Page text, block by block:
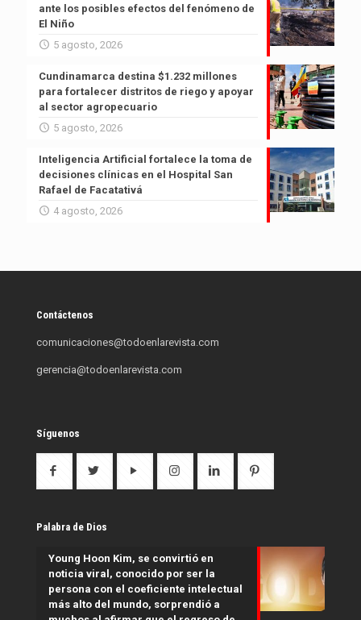
ante los posibles efectos del fenómeno de
El Niño
5 agosto, 2026
Cundinamarca destina $1.232 millones
para fortalecer distritos de riego y apoyar
al sector agropecuario
5 agosto, 2026
Inteligencia Artificial fortalece la toma de
decisiones clínicas en el Hospital San
Rafael de Facatativá
4 agosto, 2026
Contáctenos
comunicaciones@todoenlarevista.com
gerencia@todoenlarevista.com
Síguenos
Palabra de Dios
Young Hoon Kim, se convirtió en
noticia viral, conocido por ser la
persona con el coeficiente intelectual
más alto del mundo, sorprendió a